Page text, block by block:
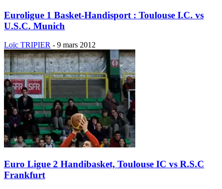
Euroligue 1 Basket-Handisport : Toulouse I.C. vs
U.S.C. Munich
Loïc TRIPIER - 9 mars 2012
Euro Ligue 2 Handibasket, Toulouse IC vs R.S.C
Frankfurt